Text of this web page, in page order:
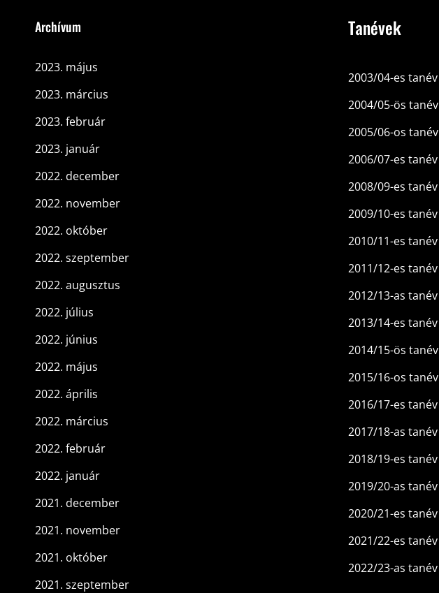
Archívum
2023. május
2023. március
2023. február
2023. január
2022. december
2022. november
2022. október
2022. szeptember
2022. augusztus
2022. július
2022. június
2022. május
2022. április
2022. március
2022. február
2022. január
2021. december
2021. november
2021. október
2021. szeptember
Tanévek
2003/04-es tanév
2004/05-ös tanév
2005/06-os tanév
2006/07-es tanév
2008/09-es tanév
2009/10-es tanév
2010/11-es tanév
2011/12-es tanév
2012/13-as tanév
2013/14-es tanév
2014/15-ös tanév
2015/16-os tanév
2016/17-es tanév
2017/18-as tanév
2018/19-es tanév
2019/20-as tanév
2020/21-es tanév
2021/22-es tanév
2022/23-as tanév